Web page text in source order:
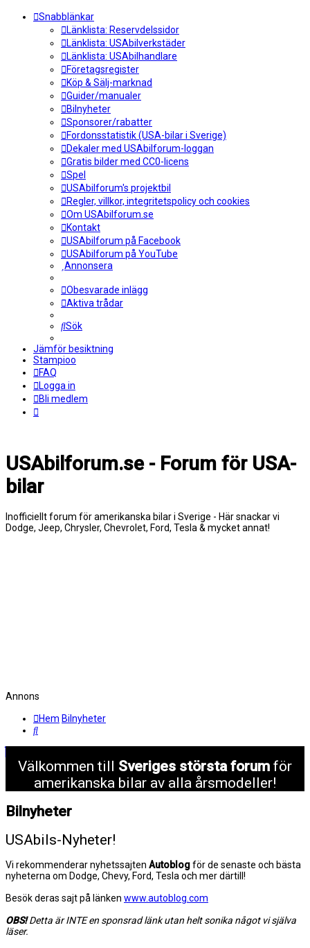
Snabblänkar
Länklista: Reservdelssidor
Länklista: USAbilverkstäder
Länklista: USAbilhandlare
Företagsregister
Köp & Sälj-marknad
Guider/manualer
Bilnyheter
Sponsorer/rabatter
Fordonsstatistik (USA-bilar i Sverige)
Dekaler med USAbilforum-loggan
Gratis bilder med CC0-licens
Spel
USAbilforum's projektbil
Regler, villkor, integritetspolicy och cookies
Om USAbilforum.se
Kontakt
USAbilforum på Facebook
USAbilforum på YouTube
Annonsera
Obesvarade inlägg
Aktiva trådar
Sök
Jämför besiktning
Stampioo
FAQ
Logga in
Bli medlem
USAbilforum.se - Forum för USA-
bilar
Inofficiellt forum för amerikanska bilar i Sverige - Här snackar vi
Dodge, Jeep, Chrysler, Chevrolet, Ford, Tesla & mycket annat!
Annons
Hem Bilnyheter
Sök
Välkommen till Sveriges största forum för
amerikanska bilar av alla årsmodeller!
Bilnyheter
USAbils-Nyheter!
Vi rekommenderar nyhetssajten Autoblogför de senaste och bästa
nyheterna om Dodge, Chevy, Ford, Tesla och mer därtill!
Besök deras sajt på länken www.autoblog.com
OBS!Detta är INTE en sponsrad länk utan helt sonika något vi själva
läser.